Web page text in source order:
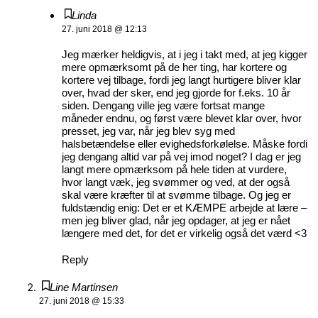
Linda
27. juni 2018 @ 12:13
Jeg mærker heldigvis, at i jeg i takt med, at jeg kigger
mere opmærksomt på de her ting, har kortere og
kortere vej tilbage, fordi jeg langt hurtigere bliver klar
over, hvad der sker, end jeg gjorde for f.eks. 10 år
siden. Dengang ville jeg være fortsat mange
måneder endnu, og først være blevet klar over, hvor
presset, jeg var, når jeg blev syg med
halsbetændelse eller evighedsforkølelse. Måske fordi
jeg dengang altid var på vej imod noget? I dag er jeg
langt mere opmærksom på hele tiden at vurdere,
hvor langt væk, jeg svømmer og ved, at der også
skal være kræfter til at svømme tilbage. Og jeg er
fuldstændig enig: Det er et KÆMPE arbejde at lære –
men jeg bliver glad, når jeg opdager, at jeg er nået
længere med det, for det er virkelig også det værd <3
Reply
Line Martinsen
27. juni 2018 @ 15:33